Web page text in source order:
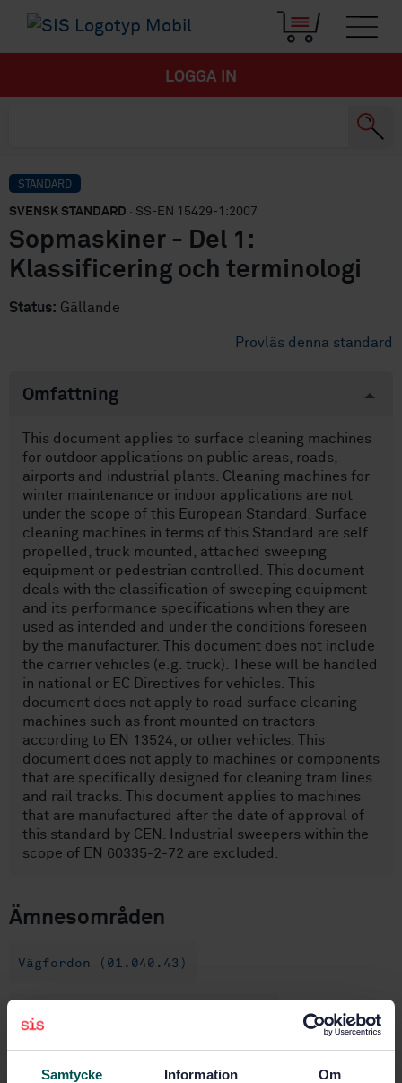
Samtycke Information Om
LOGGA IN
STANDARD
SVENSK STANDARD · SS-EN 15429-1:2007
Sopmaskiner - Del 1:
Klassificering och terminologi
Status: Gällande
Provläs denna standard
Omfattning
This document applies to surface cleaning machines
for outdoor applications on public areas, roads,
airports and industrial plants. Cleaning machines for
winter maintenance or indoor applications are not
under the scope of this European Standard. Surface
cleaning machines in terms of this Standard are self
propelled, truck mounted, attached sweeping
equipment or pedestrian controlled. This document
deals with the classification of sweeping equipment
and its performance specifications when they are
used as intended and under the conditions foreseen
by the manufacturer. This document does not include
the carrier vehicles (e.g. truck). These will be handled
in national or EC Directives for vehicles. This
document does not apply to road surface cleaning
machines such as front mounted on tractors
according to EN 13524, or other vehicles. This
document does not apply to machines or components
that are specifically designed for cleaning tram lines
and rail tracks. This document applies to machines
that are manufactured after the date of approval of
this standard by CEN. Industrial sweepers within the
scope of EN 60335-2-72 are excluded.
Ämnesområden
Vägfordon (01.040.43)
Fordon för särskilda ändamål
(43.160)